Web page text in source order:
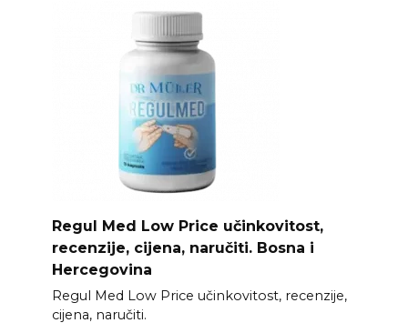
Regul Med Low Price učinkovitost,
recenzije, cijena, naručiti. Bosna i
Hercegovina
Regul Med Low Price učinkovitost, recenzije,
cijena, naručiti.